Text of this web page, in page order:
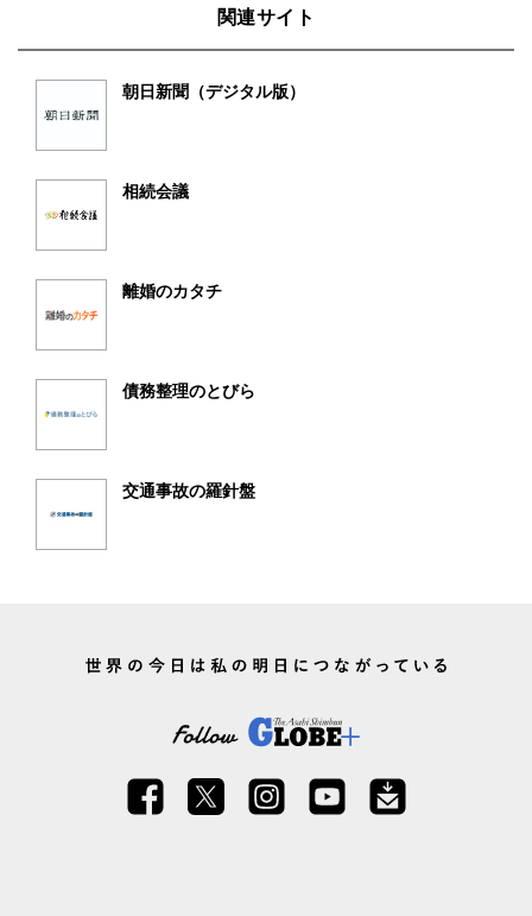
関連サイト
朝日新聞（デジタル版）
相続会議
離婚のカタチ
債務整理のとびら
交通事故の羅針盤